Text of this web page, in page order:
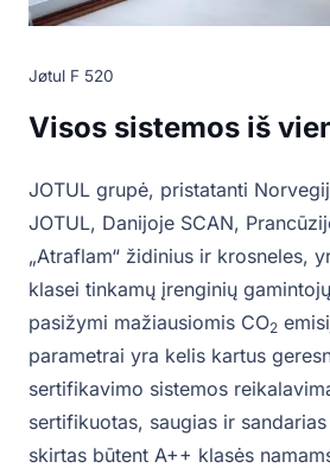
Jøtul F 520
Visos sistemos iš
JOTUL grupė, pristatanti
JOTUL, Danijoje SCAN,
„Atraflam“ židinius ir krosneles,
klasei tinkamų įrenginių
pasižymi mažiausiomis CO2
parametrai yra kelis kartus
sertifikavimo sistemos
sertifikuotas, saugias ir
skirtas būtent A++ klasės